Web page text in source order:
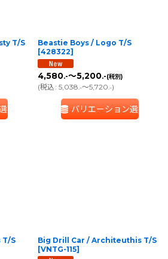
T/S
択
Beastie Boys / Logo T/S
[428322]
4,580.-～5,200.-(税別)
(税込: 5,038.-～5,720.-)
バリエーション選択
T/S
Big Drill Car / Architeuthis T/S
[VNTG-115]